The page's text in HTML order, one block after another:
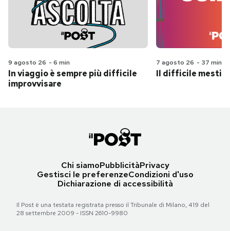
9 agosto 26 - 6 min
In viaggio è sempre più difficile
improvvisare
7 agosto 26 - 37 min
Il difficile
Chi siamoPubblicitàPrivacy
Gestisci le preferenzeCondizioni d'uso
Dichiarazione di accessibilità
Il Post è una testata registrata presso il Tribunale di Milano, 419 del
28 settembre 2009 - ISSN 2610-9980